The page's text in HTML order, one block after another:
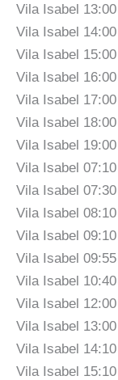
Vila Isabel 13:00
Vila Isabel 14:00
Vila Isabel 15:00
Vila Isabel 16:00
Vila Isabel 17:00
Vila Isabel 18:00
Vila Isabel 19:00
Vila Isabel 07:10
Vila Isabel 07:30
Vila Isabel 08:10
Vila Isabel 09:10
Vila Isabel 09:55
Vila Isabel 10:40
Vila Isabel 12:00
Vila Isabel 13:00
Vila Isabel 14:10
Vila Isabel 15:10